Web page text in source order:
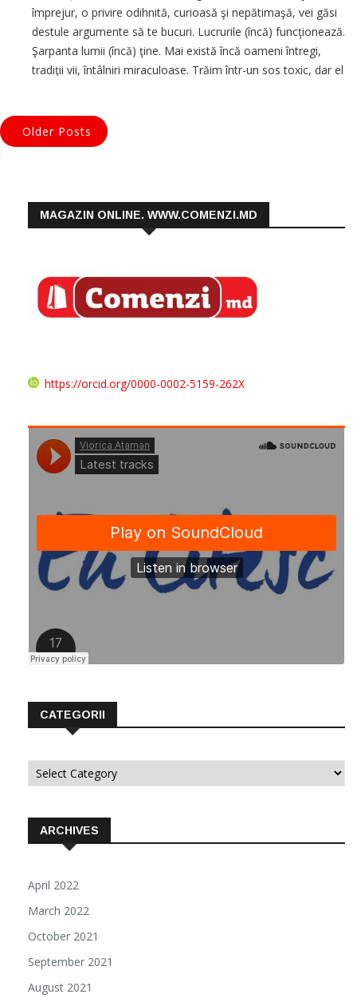
împrejur, o privire odihnită, curioasă şi nepătimaşă, vei găsi
destule argumente să te bucuri. Lucrurile (încă) funcţionează.
Şarpanta lumii (încă) ţine. Mai există încă oameni întregi,
tradiţii vii, întâlniri miraculoase. Trăim într-un sos toxic, dar el
Older Posts
MAGAZIN ONLINE. WWW.COMENZI.MD
https://orcid.org/0000-0002-5159-262X
CATEGORII
Categorii
ARCHIVES
April 2022
March 2022
October 2021
September 2021
August 2021